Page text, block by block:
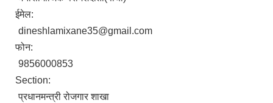
ईमेल:
dineshlamixane35@gmail.com
फोन:
9856000853
Section:
प्रधानमन्त्री रोजगार शाखा